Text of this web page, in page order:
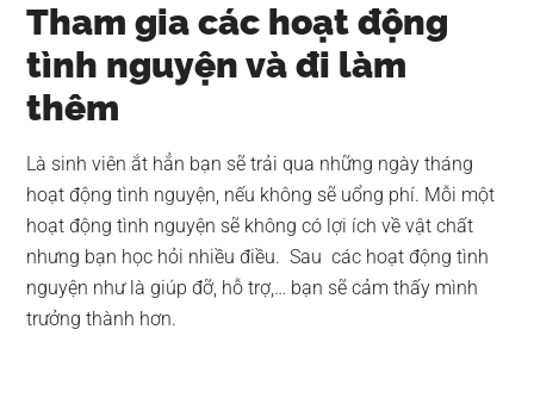
Tham gia các hoạt động
tình nguyện và đi làm
thêm
Là sinh viên ắt hẳn bạn sẽ trải qua những ngày tháng
hoạt động tình nguyện, nếu không sẽ uổng phí. Mỗi một
hoạt động tình nguyện sẽ không có lợi ích về vật chất
nhưng bạn học hỏi nhiều điều. Sau các hoạt động tình
nguyện như là giúp đỡ, hỗ trợ,… bạn sẽ cảm thấy mình
trưởng thành hơn.